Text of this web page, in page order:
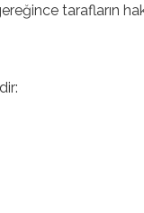
tarafların